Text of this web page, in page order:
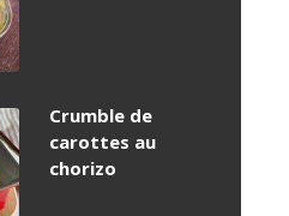
Crumble de
carottes au
chorizo